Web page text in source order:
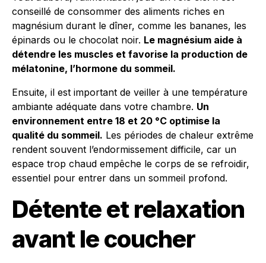
conseillé de consommer des aliments riches en
magnésium durant le dîner, comme les bananes, les
épinards ou le chocolat noir. Le magnésium aide à
détendre les muscles et favorise la production de
mélatonine, l’hormone du sommeil.
Ensuite, il est important de veiller à une température
ambiante adéquate dans votre chambre. Un
environnement entre 18 et 20 °C optimise la
qualité du sommeil. Les périodes de chaleur extrême
rendent souvent l’endormissement difficile, car un
espace trop chaud empêche le corps de se refroidir,
essentiel pour entrer dans un sommeil profond.
Détente et relaxation
avant le coucher